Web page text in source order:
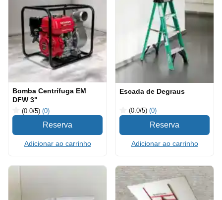
Bomba Centrífuga EM
DFW 3"
(0.0/5) (0)
Adicionar ao carrinho
Escada de Degraus
(0.0/5) (0)
Adicionar ao carrinho